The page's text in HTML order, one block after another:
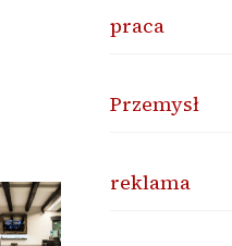
praca
Przemysł
reklama